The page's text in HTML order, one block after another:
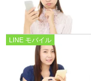
LINE モバイル